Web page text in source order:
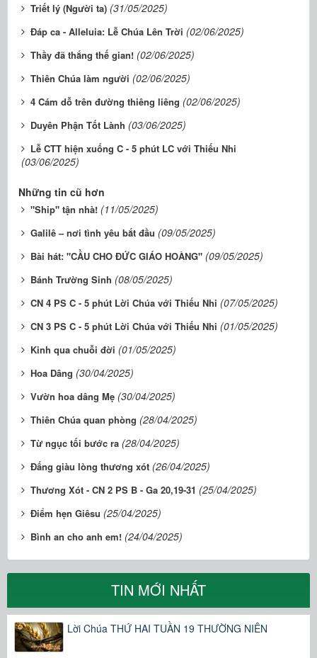
Triết lý (Người ta) (31/05/2025)
Đáp ca - Alleluia: Lễ Chúa Lên Trời (02/06/2025)
Thầy đã thắng thế gian! (02/06/2025)
Thiên Chúa làm người (02/06/2025)
4 Cám dỗ trên đường thiêng liêng (02/06/2025)
Duyên Phận Tốt Lành (03/06/2025)
Lễ CTT hiện xuống C - 5 phút LC với Thiếu Nhi
(03/06/2025)
Những tin cũ hơn
"Ship" tận nhà! (11/05/2025)
Galilê – nơi tình yêu bắt đầu (09/05/2025)
Bài hát: "CẦU CHO ĐỨC GIÁO HOÀNG" (09/05/2025)
Bánh Trường Sinh (08/05/2025)
CN 4 PS C - 5 phút Lời Chúa với Thiếu Nhi (07/05/2025)
CN 3 PS C - 5 phút Lời Chúa với Thiếu Nhi (01/05/2025)
Kinh qua chuỗi đời (01/05/2025)
Hoa Dâng (30/04/2025)
Vườn hoa dâng Mẹ (30/04/2025)
Thiên Chúa quan phòng (28/04/2025)
Từ ngục tối bước ra (28/04/2025)
Đấng giàu lòng thương xót (26/04/2025)
Thương Xót - CN 2 PS B - Ga 20,19-31 (25/04/2025)
Điểm hẹn Giêsu (25/04/2025)
Bình an cho anh em! (24/04/2025)
TIN MỚI NHẤT
Lời Chúa THỨ HAI TUẦN 19 THƯỜNG NIÊN